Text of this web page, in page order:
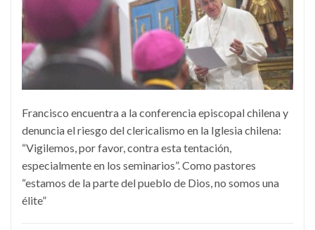
Francisco encuentra a la conferencia episcopal chilena y
denuncia el riesgo del clericalismo en la Iglesia chilena:
“Vigilemos, por favor, contra esta tentación,
especialmente en los seminarios”. Como pastores
“estamos de la parte del pueblo de Dios, no somos una
élite”